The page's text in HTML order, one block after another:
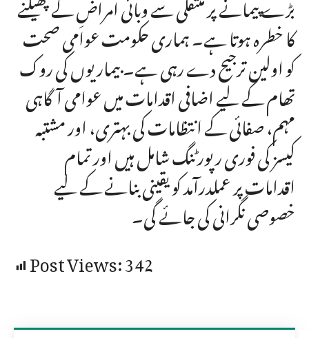
کا خطرہ ہوتا ہے۔ ہماری حکومت عوامی صحت
کو اولین ترجیح دے رہی ہے۔ بیماریوں کی روک
تھام کے لیے اضافی اقدامات میں عوامی آگاہی
مہم، صفائی کے انتظامات کی بہتری، اور مشتبہ
کیسز کی فوری رپورٹنگ شامل ہیں اور تمام
اقدامات پر عملدرآمد کو یقینی بنانے کے لیے
خصوصی نگرانی کی جائے گی۔
Post Views:342